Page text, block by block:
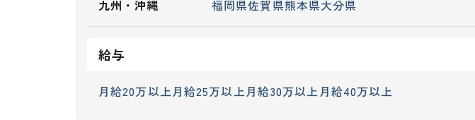
九州・沖縄 福岡県佐賀県熊本県大分県
給与
月給20万以上月給25万以上月給30万以上月給40万以上